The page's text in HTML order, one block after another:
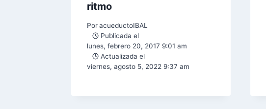
ritmo
PoracueductoIBAL
Publicada el
lunes, febrero 20, 2017 9:01 am
Actualizada el
viernes, agosto 5, 2022 9:37 am